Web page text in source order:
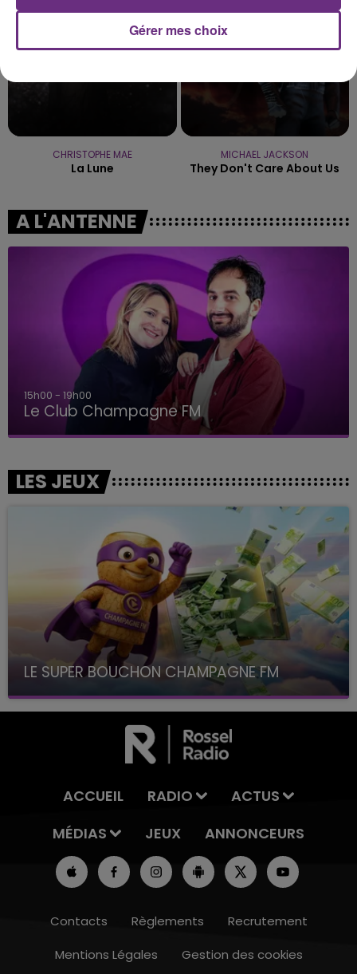
CHRISTOPHE MAE
La Lune
MICHAEL JACKSON
They Don't Care About Us
A L'ANTENNE
19h00 - 19h15
LA POP MACHINE - CHAMPAGNE FM
LES JEUX
LE SUPER BOUCHON CHAMPAGNE FM
avec La Famille Champagne FM, à 8H10
ACCUEIL RADIO
ACTUS
MÉDIAS
JEUX ANNONCEURS
Contacts Règlements
Recrutement
Mentions Légales
Gestion des cookies
Gérer mes choix